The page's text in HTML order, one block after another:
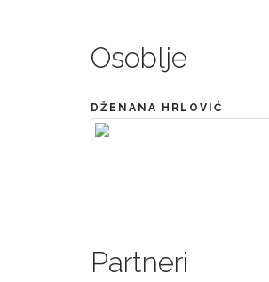
Osoblje
DŽENANA HRLOVIĆ
Partneri